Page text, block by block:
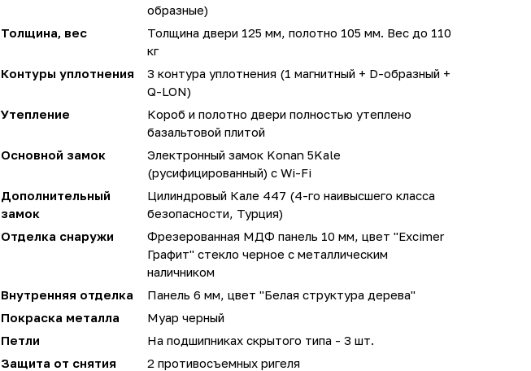
образные)
Толщина, вес
Толщина двери 125 мм, полотно 105 мм. Вес до 110
кг
Контуры уплотнения
3 контура уплотнения (1 магнитный + D-образный +
Q-LON)
Утепление
Короб и полотно двери полностью утеплено
базальтовой плитой
Основной замок
Электронный замок Konan 5Kale
(русифицированный) с Wi-Fi
Дополнительный
замок
Цилиндровый Кале 447 (4-го наивысшего класса
безопасности, Турция)
Отделка снаружи
Фрезерованная МДФ панель 10 мм, цвет "Excimer
Графит" стекло черное с металлическим
наличником
Внутренняя отделка
Панель 6 мм, цвет "Белая структура дерева"
Покраска металла
Муар черный
Петли
На подшипниках скрытого типа - 3 шт.
Защита от снятия
2 противосъемных ригеля